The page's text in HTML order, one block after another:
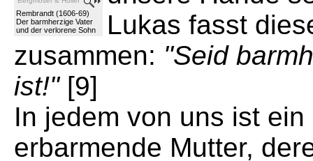
Rembrandt (1606-69)
Der barmherzige Vater
und der verlorene Sohn
Lukas fasst
zusammen: "Seid
ist!" [9]
In jedem von uns ist
erbarmende Mutter,